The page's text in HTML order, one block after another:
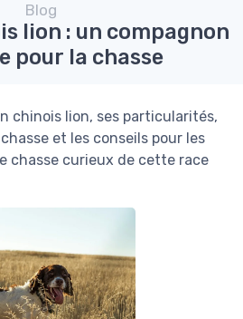
Blog
lion : un compagnon
pour la chasse
chinois lion, ses particularités,
et les conseils pour les
chasse curieux de cette race